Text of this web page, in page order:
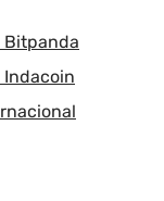
Bitpanda
Indacoin